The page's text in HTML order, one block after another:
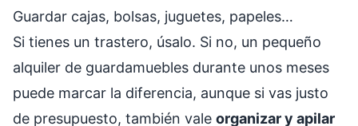
Guardar cajas, bolsas, juguetes, papeles…
Si tienes un trastero, úsalo. Si no, un pequeño
alquiler de guardamuebles durante unos meses
puede marcar la diferencia, aunque si vas justo
de presupuesto, también vale organizar y apilar